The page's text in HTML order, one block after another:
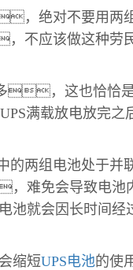
，绝对不要用两
不应该做这种劳
，这也恰恰
满载放电放完之
两组电池处于并
难免会导致电池
就会因长时间经
缩短UPS电池的使